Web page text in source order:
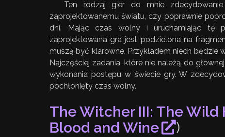
Ten rodzaj gier do mnie
zaprojektowanemu światu, czy poprawnie
dni. Mając czas wolny i uruchamiając tę
zaprojektowana gra jest podzielona na
muszą być klarowne. Przykładem niech będzie
Najczęściej zadania, które nie należą do
wykonania postępu w świecie gry. W
pochłonięty czas wolny.
The Witcher III: The Wild
Blood and Wine
)